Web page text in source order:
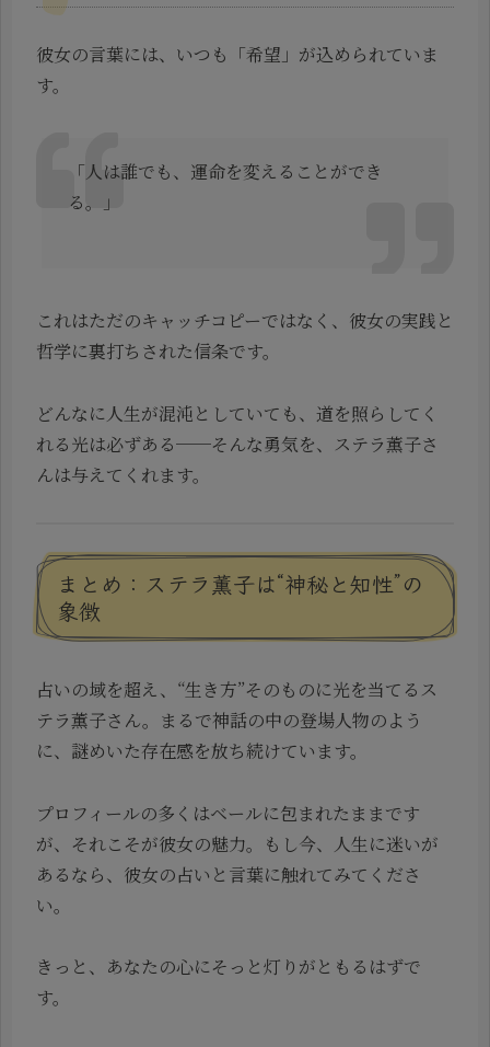
彼女の言葉には、いつも「希望」が込められていま
す。
「人は誰でも、運命を変えることができ
る。」
これはただのキャッチコピーではなく、彼女の実践と
哲学に裏打ちされた信条です。
どんなに人生が混沌としていても、道を照らしてく
れる光は必ずある──そんな勇気を、ステラ薫子さ
んは与えてくれます。
まとめ：ステラ薫子は“神秘と知性”の
象徴
占いの域を超え、“生き方”そのものに光を当てるス
テラ薫子さん。まるで神話の中の登場人物のよう
に、謎めいた存在感を放ち続けています。
プロフィールの多くはベールに包まれたままです
が、それこそが彼女の魅力。もし今、人生に迷いが
あるなら、彼女の占いと言葉に触れてみてくださ
い。
きっと、あなたの心にそっと灯りがともるはずで
す。